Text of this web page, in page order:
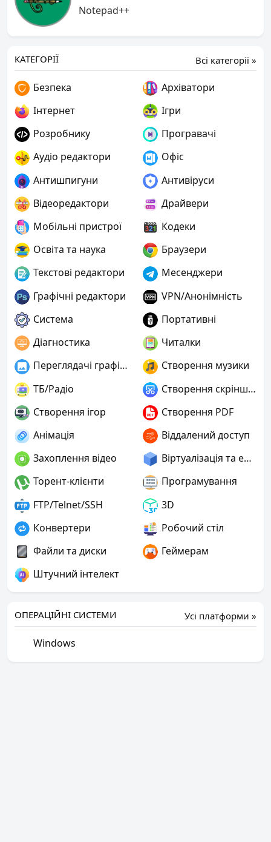
Notepad++
Всі категорії »
КАТЕГОРІЇ
Безпека
Архіватори
Інтернет
Ігри
Розробнику
Програвачі
Аудіо редактори
Офіс
Антишпигуни
Антивіруси
Відеоредактори
Драйвери
Мобільні пристрої
Кодеки
Освіта та наука
Браузери
Текстові редактори
Месенджери
Графічні редактори
VPN/Анонімність
Система
Портативні
Діагностика
Читалки
Переглядачі графіки
Створення музики
ТБ/Радіо
Створення скріншотів
Створення ігор
Створення PDF
Анімація
Віддалений доступ
Захоплення відео
Віртуалізація та емуляція
Торент-клієнти
Програмування
FTP/Telnet/SSH
3D
Конвертери
Робочий стіл
Файли та диски
Геймерам
Штучний інтелект
Усі платформи »
ОПЕРАЦІЙНІ СИСТЕМИ
Windows